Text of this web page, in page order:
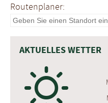
Routenplaner:
AKTUELLES WETTER
B